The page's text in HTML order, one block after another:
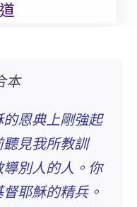
本
恩典上剛強起
見我所教訓
別人的人。 你
耶穌的精兵。